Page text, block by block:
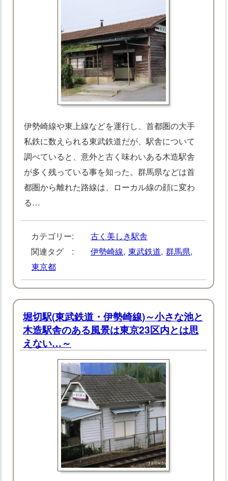
伊勢崎線や東上線などを運行し、首都圏の大手
私鉄に数えられる東武鉄道だが、駅舎について
調べていると、意外と古く味わいある木造駅舎
が多く残っている事を知った。群馬県などは首
都圏から離れた路線は、ローカル線の顔に変わ
る…
カテゴリー:
古く美しき駅舎
関連タグ :
伊勢崎線, 東武鉄道, 群馬県,
東京都
堀切駅(東武鉄道・伊勢崎線)～小さな池と
木造駅舎のある風景は東京23区内とは思
えない…～